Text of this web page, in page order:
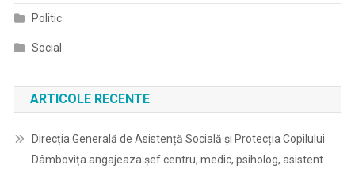
Politic
Social
ARTICOLE RECENTE
Direcția Generală de Asistență Socială și Protecția Copilului
Dâmbovița angajeaza șef centru, medic, psiholog, asistent